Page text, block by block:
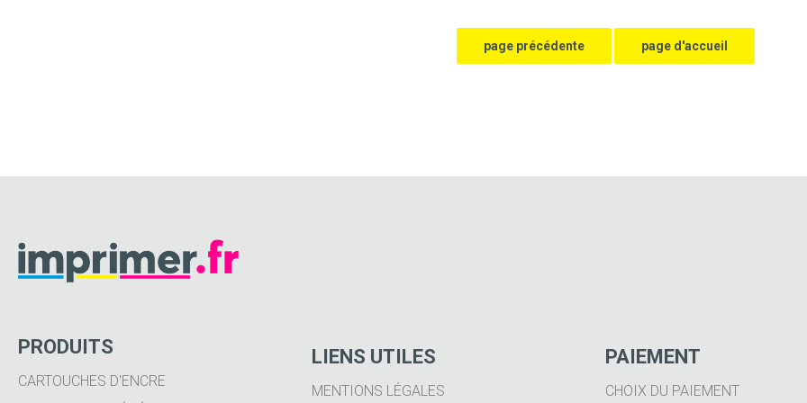
PRODUITS
CARTOUCHES D'ENCRE
LIENS UTILES
MENTIONS LÉGALES
PAIEMENT
CHOIX DU PAIEMENT